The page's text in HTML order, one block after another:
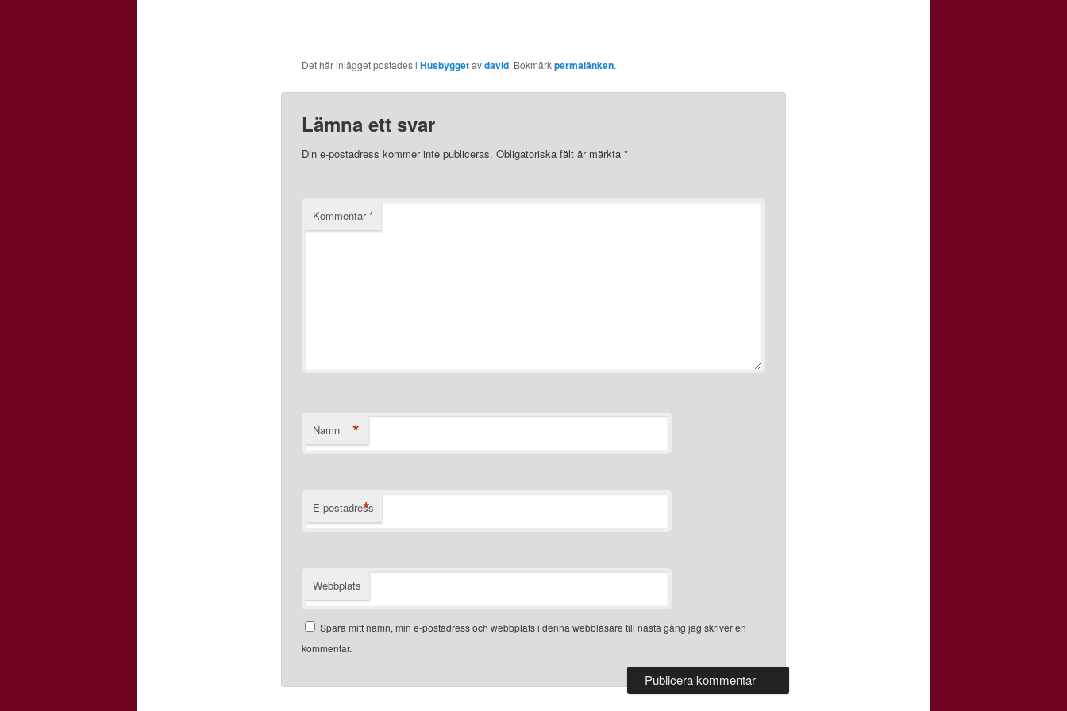
Det här inlägget postades i Husbyggetavdavid. Bokmärkpermalänken.
Lämna ett svar
Din e-postadress kommer inte publiceras. Obligatoriska fält är märkta *
Kommentar*
Namn *
E-postadress
*
Webbplats
Spara mitt namn, min e-postadress och webbplats i denna webbläsare till nästa gång jag skriver en
kommentar.